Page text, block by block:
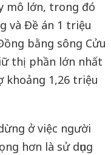
mô lớn, trong đó
và Đề án 1 triệu
bằng sông Cửu
thị phần lớn nhất
khoảng 1,26 triệu
ở việc người
hơn là sử dụng